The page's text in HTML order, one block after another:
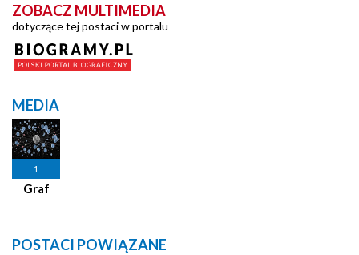
ZOBACZ MULTIMEDIA
dotyczące tej postaci w portalu
MEDIA
1
Graf
POSTACI POWIĄZANE